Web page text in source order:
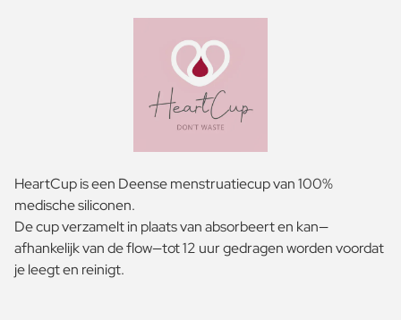
HeartCup is een Deense menstruatiecup van 100%
medische siliconen.
De cup verzamelt in plaats van absorbeert en kan—
afhankelijk van de flow—tot 12 uur gedragen worden voordat
je leegt en reinigt.